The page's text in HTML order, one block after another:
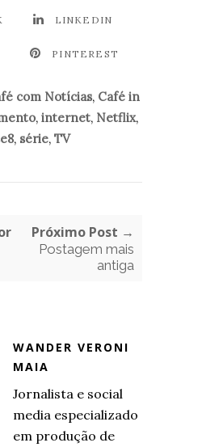
LINKEDIN
PINTEREST
com Notícias, Café in
, internet, Netflix,
, série, TV
Próximo Post →
Postagem mais
antiga
WANDER VERONI
MAIA
Jornalista e social
media especializado
em produção de